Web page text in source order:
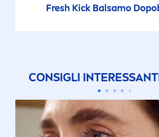
Fresh Kick Balsamo
CONSIGLI